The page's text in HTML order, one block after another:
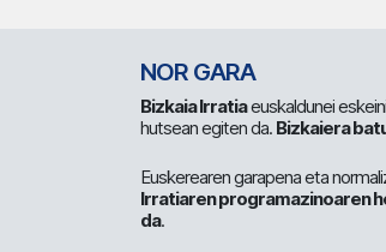
NOR GARA
Bizkaia Irratiaeuskaldunei
hutsean egiten da. Bizkaiera
Euskerearen garapena eta
Irratiaren programazinoaren
da.